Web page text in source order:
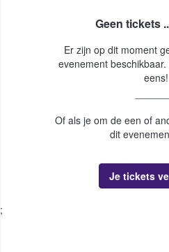
Geen tickets
Er zijn op dit moment
evenement
eens!
Of als je om de een of
dit
Je tickets
;